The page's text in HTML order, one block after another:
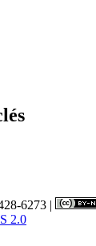
6273 |
2.0